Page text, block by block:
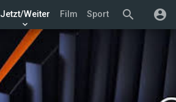
search account_circle
Jetzt/Weiter
keyboard_arrow_down
Film Sport